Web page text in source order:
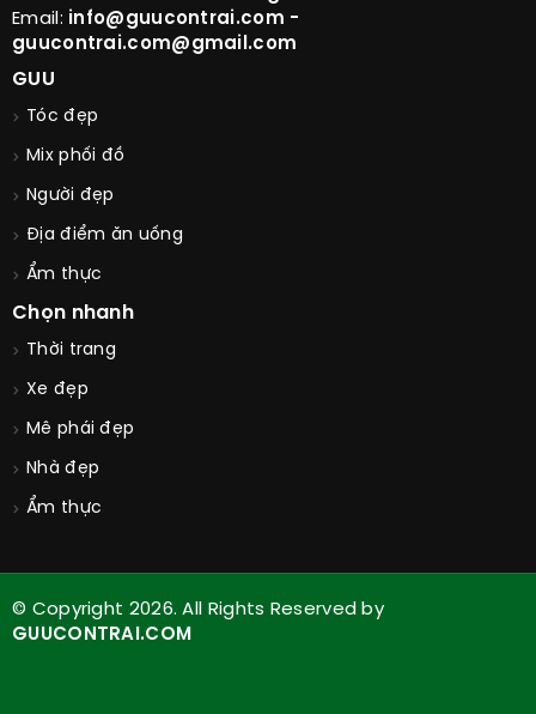
Email: info@guucontrai.com -
guucontrai.com@gmail.com
GUU
Tóc đẹp
Mix phối đồ
Người đẹp
Địa điểm ăn uống
Ẩm thực
Chọn nhanh
Thời trang
Xe đẹp
Mê phái đẹp
Nhà đẹp
Ẩm thực
© Copyright 2026. All Rights Reserved by
GUUCONTRAI.COM